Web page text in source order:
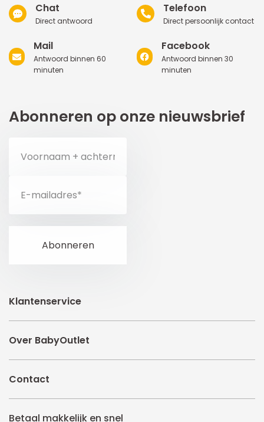
Chat
Direct antwoord
Telefoon
Direct persoonlijk contact
Mail
Antwoord binnen 60
minuten
Facebook
Antwoord binnen 30
minuten
Abonneren op onze nieuwsbrief
Klantenservice
Over BabyOutlet
Contact
Betaal makkelijk en snel